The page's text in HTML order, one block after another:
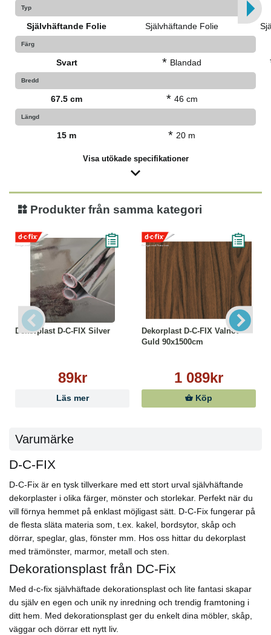
Typ
Självhäftande Folie Självhäftande Folie
Färg
Svart * Blandad
Bredd
67.5 cm * 46 cm
Längd
15 m * 20 m
Visa utökade specifikationer
Produkter från samma kategori
Dekorplast D-C-FIX Silver
89kr
Läs mer
Dekorplast D-C-FIX Valnöt
Guld 90x1500cm
1 089kr
Köp
Varumärke
D-C-FIX
D-C-Fix är en tysk tillverkare med ett stort urval självhäftande
dekorplaster i olika färger, mönster och storlekar. Perfekt när du
vill förnya hemmet på enklast möjligast sätt. D-C-Fix fungerar på
de flesta släta materia som, t.ex. kakel, bordsytor, skåp och
dörrar, speglar, glas, fönster mm. Hos oss hittar du dekorplast
med trämönster, marmor, metall och sten.
Dekorationsplast från DC-Fix
Med d-c-fix självhäftade dekorationsplast och lite fantasi skapar
du själv en egen och unik ny inredning och trendig framtoning i
ditt hem. Med dekorationsplast ger du enkelt dina möbler, skåp,
väggar och dörrar ett nytt liv.